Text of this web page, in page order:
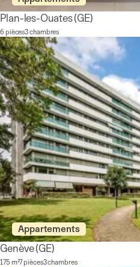
Plan-les-Ouates(GE)
6 pièces3 chambres
Appartements
Genève(GE)
175 m²7 pièces3 chambres